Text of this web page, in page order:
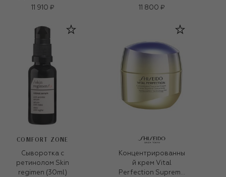
Luminant (60ml)
11 910 ₽
Spot Clearing Serum
11 800 ₽
COMFORT ZONE
Сыворотка с
ретинолом Skin
regimen (30ml)
Концентрированны
й крем Vital
Perfection Supreme